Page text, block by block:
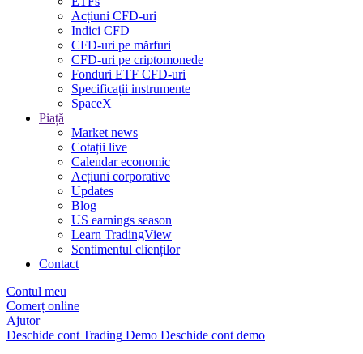
Acțiuni CFD-uri
Indici CFD
CFD-uri pe mărfuri
CFD-uri pe criptomonede
Fonduri ETF CFD-uri
Specificații instrumente
SpaceX
Piață
Market news
Cotații live
Calendar economic
Acțiuni corporative
Updates
Blog
US earnings season
Learn TradingView
Sentimentul clienților
Contact
Contul meu
Comerț online
Ajutor
Deschide cont Trading Demo Deschide cont demo